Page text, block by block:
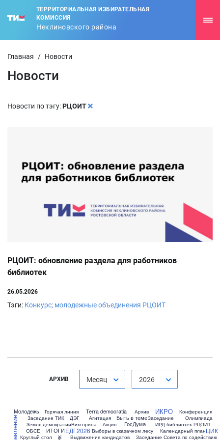
ТЕРРИТОРИАЛЬНАЯ ИЗБИРАТЕЛЬНАЯ
КОМИССИЯ
Неклиновского района
Главная / Новости
Новости
Новости по тэгу:РЦОИТ
РЦОИТ: обновление раздела для работников
библиотек
26.05.2026
Тэги: Конкурс; молодежные объединения РЦОИТ
АРХИВ Месяц 2026
Terra democratia
Агитация
Акция
Архив
Быть в теме
Викторина
Выборы в сказачном лесу
Выдвижение кандидатов
Горячая линия
ГосДума
ДЭГ
ЕДГ2026
Заседание
Заседание Совета по содействию
Заседание ТИК
Земля демократии
ИКРО
ИРД библиотек
ИТОГИ
Календарный план
Конференция
Круглый стол
Молодежь
ОБСЕ
Олимпиада
РЦОИТ
ЦИК